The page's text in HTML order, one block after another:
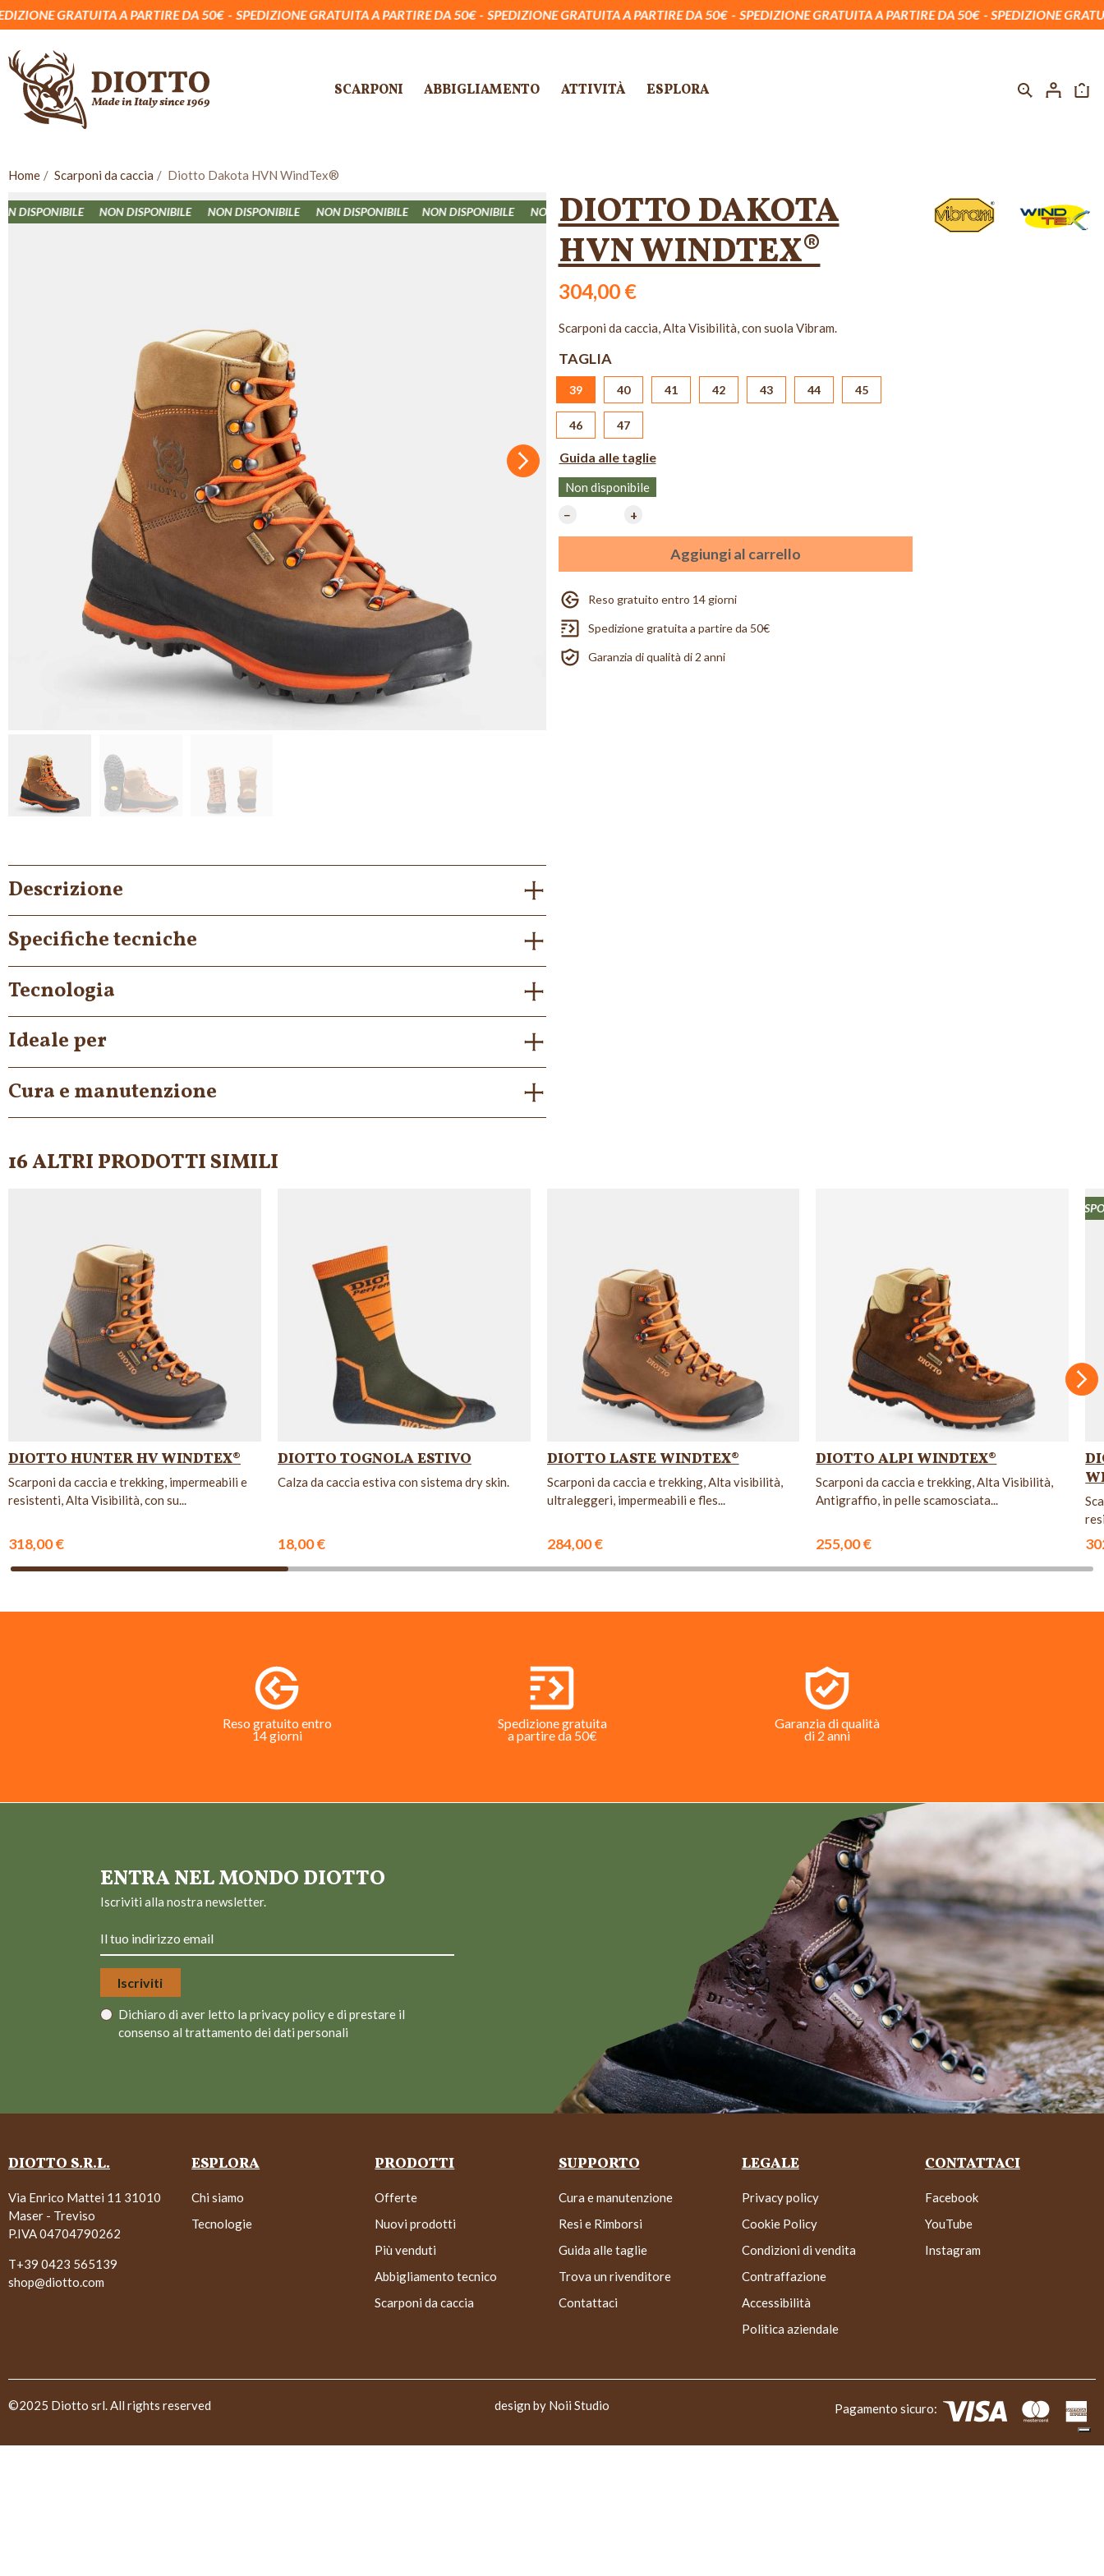
A PARTIRE DA 50€ SPEDIZIONE GRATUITA A PARTIRE DA 50€ SPEDIZIONE GRATUITA A PARTIRE DA 50€ SPEDIZIONE GRATUITA A PARTIRE DA 50€ SPEDIZIONE GRATUITA A
SCARPONI ABBIGLIAMENTO ATTIVITÀ ESPLORA
Home Scarponi da caccia Diotto Dakota HVN WindTex®
NON DISPONIBILE NON DISPONIBILE NON DISPONIBILE NON DISPONIBILE NON DISPONIBILE NON DISPONIBILE NON DISPONIBILE NON DISPONIBILE NON DISPONIBILE NON
Successivo
Descrizione
Specifiche tecniche
Tecnologia
Ideale per
Cura e manutenzione
DIOTTO DAKOTA
HVN WINDTEX®
304,00 €
Scarponi da caccia, Alta Visibilità, con suola Vibram.
TAGLIA
39 40 41 42 43 44 45
46 47
Guida alle taglie
Non disponibile
−
+
Aggiungi al carrello
Reso gratuito entro 14 giorni
Spedizione gratuita a partire da 50€
Garanzia di qualità di 2 anni
16 ALTRI PRODOTTI SIMILI
DIOTTO HUNTER HV WINDTEX®
Scarponi da caccia e trekking, impermeabili e
resistenti, Alta Visibilità, con su...
318,00 €
DIOTTO TOGNOLA ESTIVO
Calza da caccia estiva con sistema dry skin.
18,00 €
DIOTTO LASTE WINDTEX®
Scarponi da caccia e trekking, Alta visibilità,
ultraleggeri, impermeabili e fles...
284,00 €
DIOTTO ALPI WINDTEX®
Scarponi da caccia e trekking, Alta Visibilità,
Antigraffio, in pelle scamosciata...
255,00 €
Reso gratuito entro
14 giorni
Spedizione gratuita
a partire da 50€
Garanzia di qualità
di 2 anni
ENTRA NEL MONDO DIOTTO
Iscriviti alla nostra newsletter.
Dichiaro di aver letto laprivacy policye di prestare il
consenso al trattamento dei dati personali
DIOTTO S.R.L.
Via Enrico Mattei 11 31010
Maser - Treviso
P.IVA 04704790262
T+39 0423 565139
shop@diotto.com
ESPLORA
Chi siamo
Tecnologie
PRODOTTI
Offerte
Nuovi prodotti
Più venduti
Abbigliamento tecnico
Scarponi da caccia
SUPPORTO
Cura e manutenzione
Resi e Rimborsi
Guida alle taglie
Trova un rivenditore
Contattaci
LEGALE
Privacy policy
Cookie Policy
Condizioni di vendita
Contraffazione
Accessibilità
Politica aziendale
CONTATTACI
Facebook
YouTube
Instagram
design by Noii Studio
©2025 Diotto srl. All rights reserved Pagamento sicuro: